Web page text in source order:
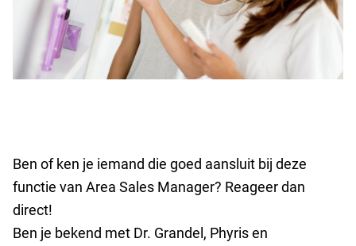
Ben of ken je iemand die goed aansluit bij deze
functie van Area Sales Manager? Reageer dan
direct!
Ben je bekend met Dr. Grandel, Phyris en